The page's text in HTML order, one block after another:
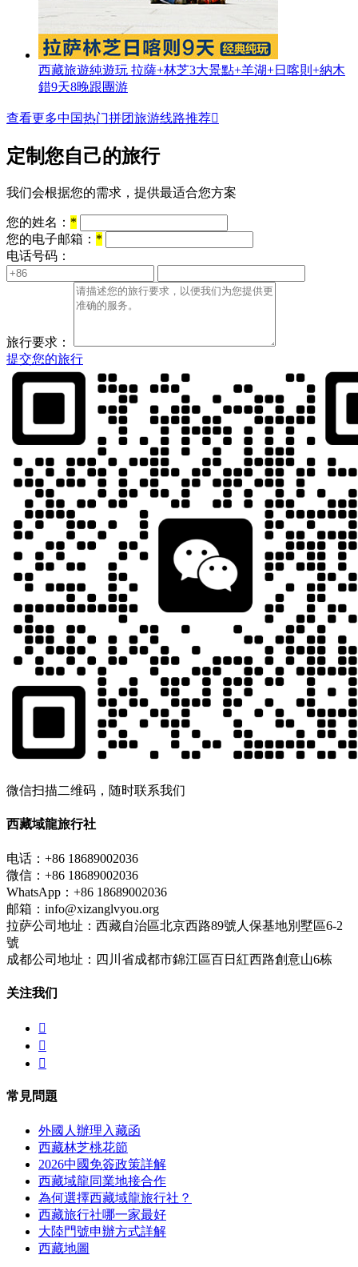
西藏旅遊純遊玩 拉薩+林芝3大景點+羊湖+日喀則+納木
錯9天8晚跟團游
查看更多中国热门拼团旅游线路推荐
定制您自己的旅行
我们会根据您的需求，提供最适合您方案
您的姓名： *
您的电子邮箱： *
电话号码：
旅行要求：
提交您的旅行
微信扫描二维码，随时联系我们
西藏域龍旅行社
电话：+86 18689002036
微信：+86 18689002036
WhatsApp：+86 18689002036
邮箱：info@xizanglvyou.org
拉萨公司地址：西藏自治區北京西路89號人保基地別墅區6-2
號
成都公司地址：四川省成都市錦江區百日紅西路創意山6栋
关注我们



常見問題
外國人辦理入藏函
西藏林芝桃花節
2026中國免簽政策詳解
西藏域龍同業地接合作
為何選擇西藏域龍旅行社？
西藏旅行社哪一家最好
大陸門號申辦方式詳解
西藏地圖